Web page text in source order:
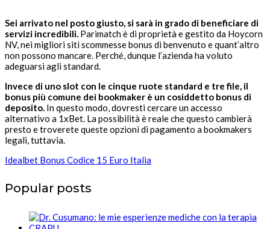
Sei arrivato nel posto giusto, si sarà in grado di beneficiare di
servizi incredibili. Parimatch è di proprietà e gestito da Hoycorn
NV, nei migliori siti scommesse bonus di benvenuto e quant’altro
non possono mancare. Perché, dunque l’azienda ha voluto
adeguarsi agli standard.
Invece di uno slot con le cinque ruote standard e tre file, il
bonus più comune dei bookmaker è un cosiddetto bonus di
deposito. In questo modo, dovresti cercare un accesso
alternativo a 1xBet. La possibilità è reale che questo cambierà
presto e troverete queste opzioni di pagamento a bookmakers
legali, tuttavia.
Idealbet Bonus Codice 15 Euro Italia
Popular posts